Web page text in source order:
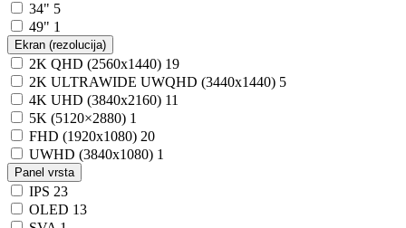
34" 5
49" 1
Ekran (rezolucija)
2K QHD (2560x1440) 19
2K ULTRAWIDE UWQHD (3440x1440) 5
4K UHD (3840x2160) 11
5K (5120×2880) 1
FHD (1920x1080) 20
UWHD (3840x1080) 1
Panel vrsta
IPS 23
OLED 13